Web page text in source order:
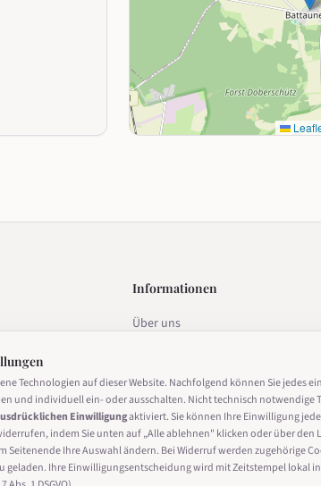
Informationen
Über uns
Impressum
Nutzungsbedingungen
Cookie-Einstellungen
Technologien auf dieser Website. Nachfolgend können Sie jedes
und individuell ein- oder ausschalten. Nicht technisch notwendige
Einwilligungaktiviert. Sie können Ihre Einwilligung
indem Sie unten auf „Alle ablehnen" klicken oder über den
Seitenende Ihre Auswahl ändern. Bei Widerruf werden zugehörige
geladen. Ihre Einwilligungsentscheidung wird mit Zeitstempel lokal